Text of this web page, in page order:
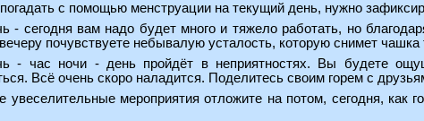
с помощью менструации на текущий день, нужно
- сегодня вам надо будет много и тяжело работать, но
почувствуете небывалую усталость, которую снимет
- час ночи - день пройдёт в неприятностях. Вы будете
Всё очень скоро наладится. Поделитесь своим горем с
увеселительные мероприятия отложите на потом, сегодня, как